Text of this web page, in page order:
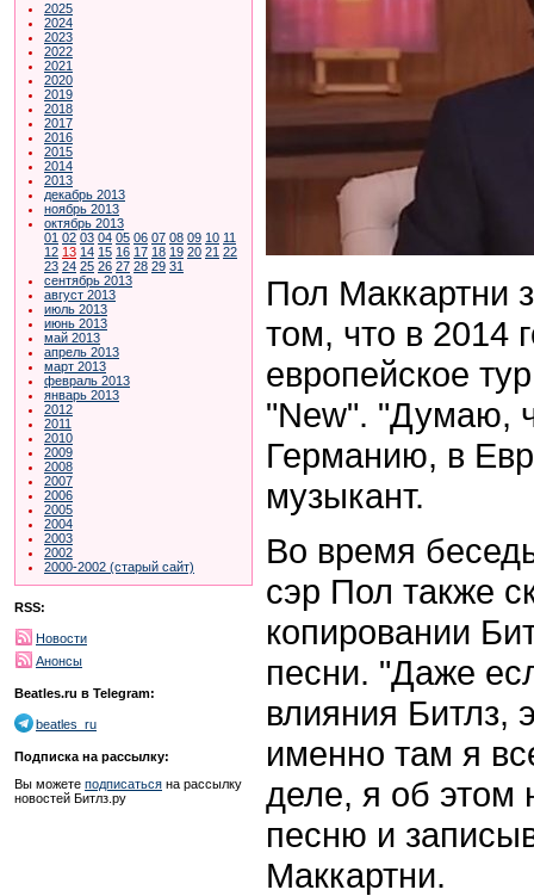
2025
2024
2023
2022
2021
2020
2019
2018
2017
2016
2015
2014
2013
декабрь 2013
ноябрь 2013
октябрь 2013
01 02 03 04 05 06 07 08 09 10 11
12 13 14 15 16 17 18 19 20 21 22
23 24 25 26 27 28 29 31
сентябрь 2013
август 2013
июль 2013
июнь 2013
май 2013
апрель 2013
март 2013
февраль 2013
январь 2013
2012
2011
2010
2009
2008
2007
2006
2005
2004
2003
2002
2000-2002 (старый сайт)
RSS:
Новости
Анонсы
Beatles.ru в Telegram:
beatles_ru
Подписка на рассылку:
Вы можете подписаться на рассылку
новостей Битлз.ру
Пол Маккартни
том, что в 2014
европейское
"New". "Думаю,
Германию, в
музыкант.
Во время
сэр Пол также
копировании
песни. "Даже
влияния Битлз,
именно там я
деле, я об
песню и
Маккартни.